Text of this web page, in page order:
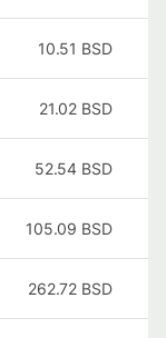
10.51 BSD
21.02 BSD
52.54 BSD
105.09 BSD
262.72 BSD